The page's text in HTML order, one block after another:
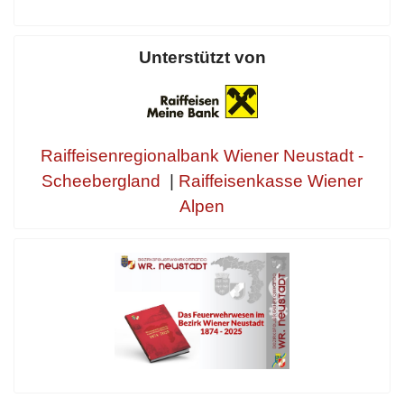
Unterstützt von
Raiffeisenregionalbank Wiener Neustadt -
Scheebergland | Raiffeisenkasse Wiener
Alpen